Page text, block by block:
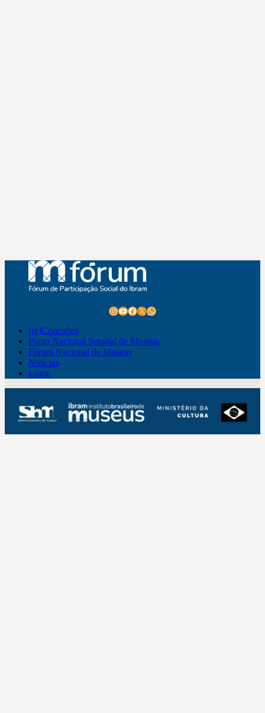
Instagram
Youtube
Facebook
X WhatsApp
(re)Conexões
Plano Nacional Setorial de Museus
Fórum Nacional de Museus
Notícias
Login